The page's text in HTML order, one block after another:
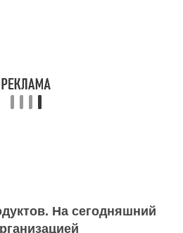
На сегодняшний